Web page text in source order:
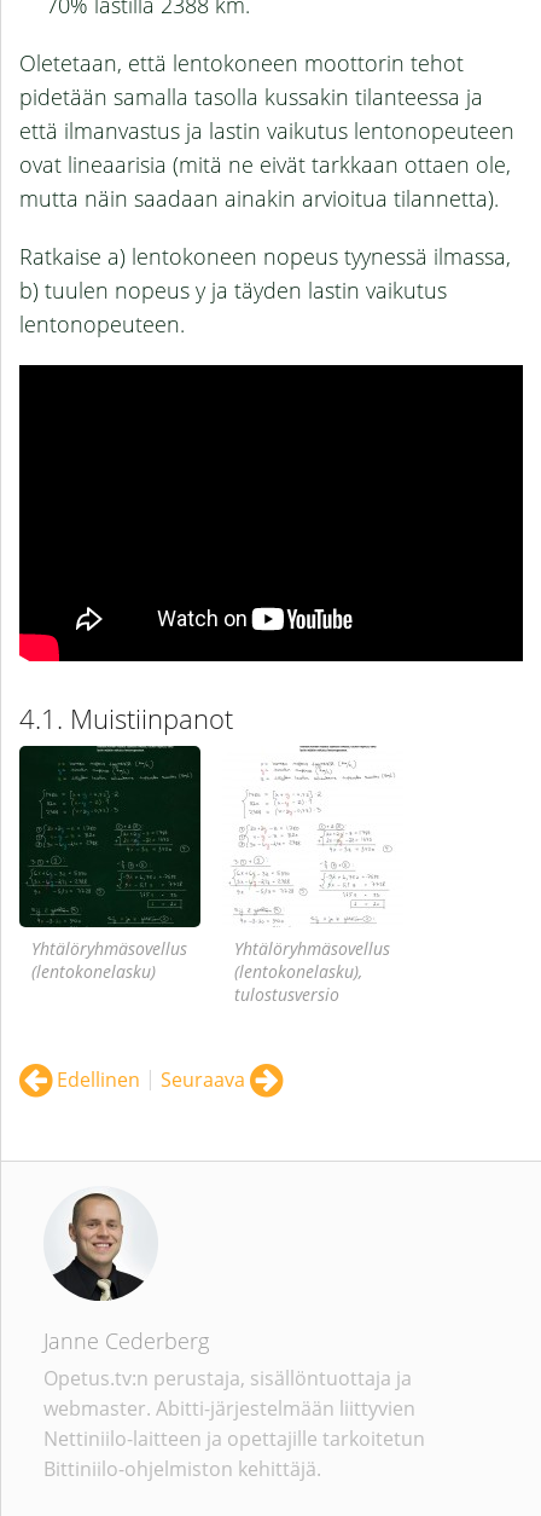
Oletetaan, että lentokoneen moottorin tehot
pidetään samalla tasolla kussakin tilanteessa ja
että ilmanvastus ja lastin vaikutus lentonopeuteen
ovat lineaarisia (mitä ne eivät tarkkaan ottaen ole,
mutta näin saadaan ainakin arvioitua tilannetta).
Ratkaise a) lentokoneen nopeus tyynessä ilmassa,
b) tuulen nopeus y ja täyden lastin vaikutus
lentonopeuteen.
Muistiinpanot
Yhtälöryhmäsovellus
(lentokonelasku)
Yhtälöryhmäsovellus
(lentokonelasku),
tulostusversio
Edellinen | Seuraava
Janne Cederberg
Opetus.tv:n perustaja, sisällöntuottaja ja
webmaster. Abitti-järjestelmään liittyvien
Nettiniilo-laitteen ja opettajille tarkoitetun
Bittiniilo-ohjelmiston kehittäjä.